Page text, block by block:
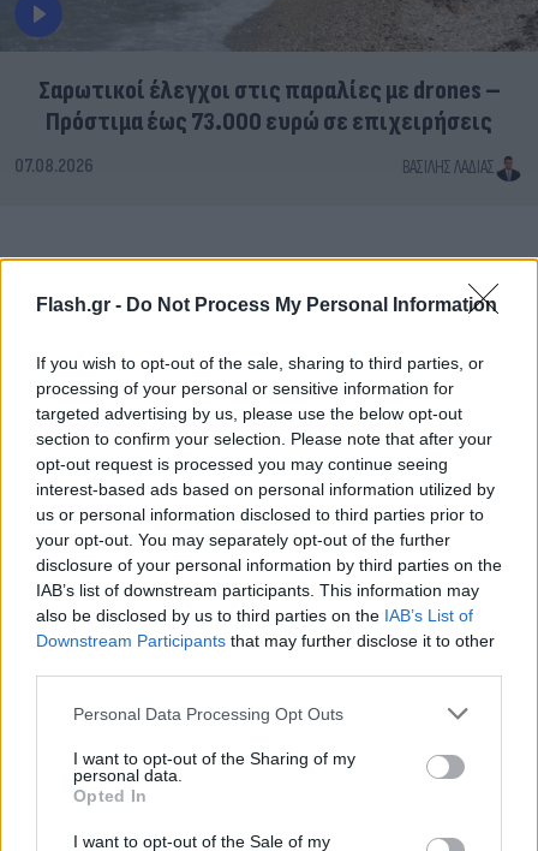
Flash.gr - Do Not Process My Personal Information
If you wish to opt-out of the sale, sharing to third parties, or
processing of your personal or sensitive information for
targeted advertising by us, please use the below opt-out
section to confirm your selection. Please note that after your
opt-out request is processed you may continue seeing
interest-based ads based on personal information utilized by
us or personal information disclosed to third parties prior to
your opt-out. You may separately opt-out of the further
disclosure of your personal information by third parties on the
IAB’s list of downstream participants. This information may
also be disclosed by us to third parties on the IAB’s List of
Downstream Participants that may further disclose it to other
Please note that this website/app uses one or more Google
not limited to your visit or usage behaviour. You may click to
grant or deny consent to Google and its third-party tags to
use your data for below specified purposes in below Google
consent section.
Personal Data Processing Opt Outs
I want to opt-out of the Sharing of my
personal data.
Opted In
I want to opt-out of the Sale of my
Σαρωτικοί έλεγχοι στις παραλίες με drones –
Πρόστιμα έως 73.000 ευρώ σε επιχειρήσεις
07.08.2026 ΒΑΣΊΛΗΣ ΛΑΔΙΆΣ